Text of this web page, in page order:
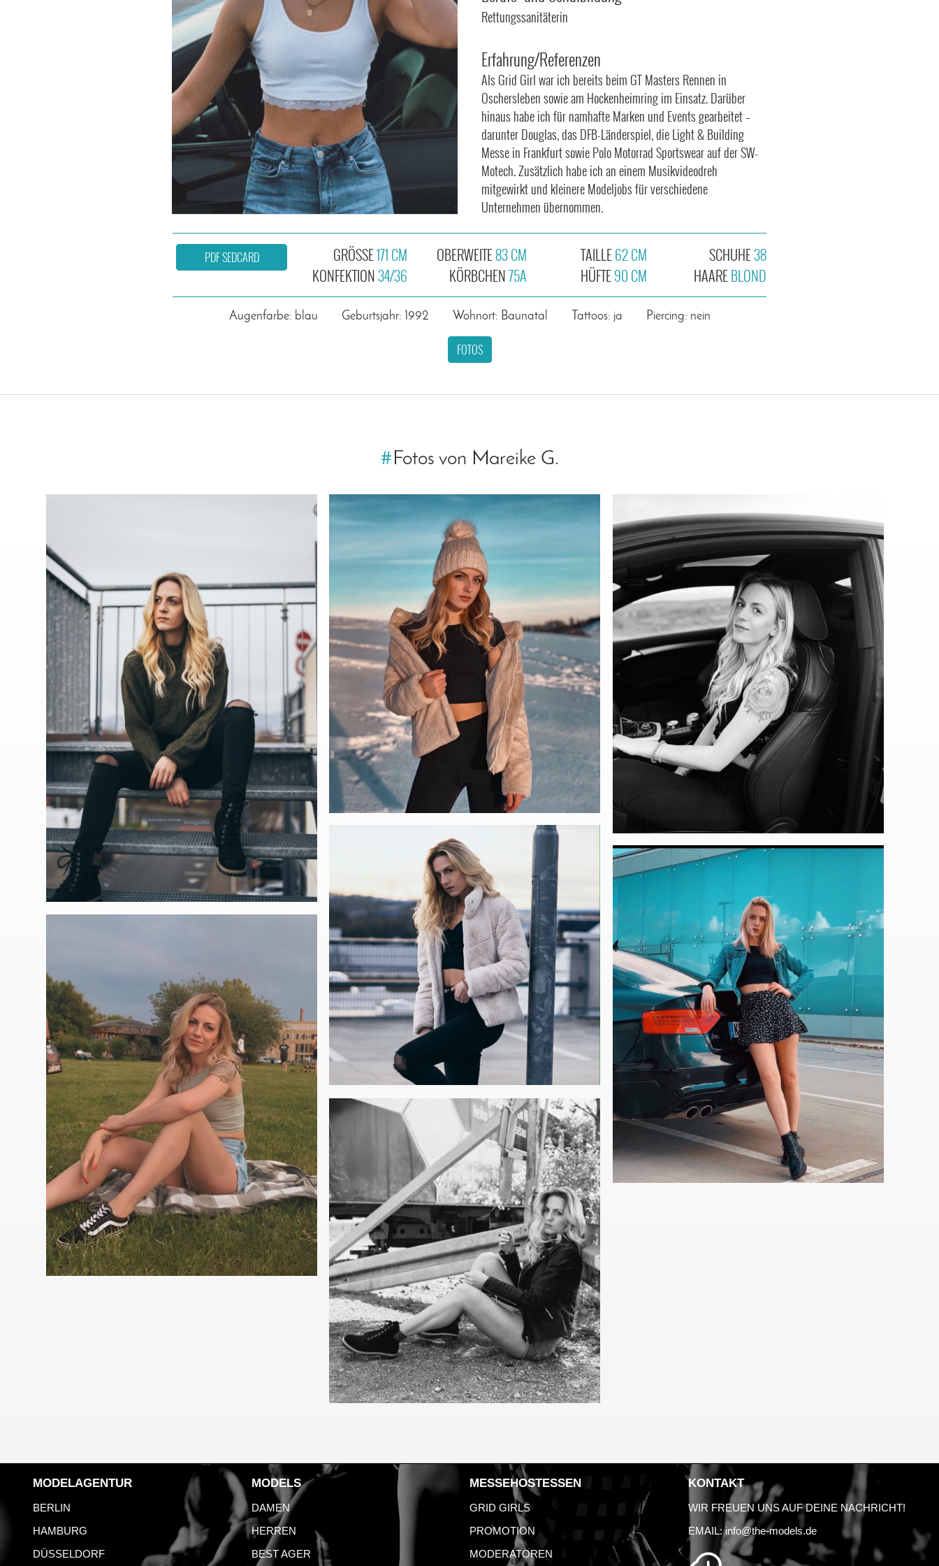
Rettungssanitäterin
Erfahrung/Referenzen
Als Grid Girl war ich bereits beim GT Masters Rennen in
Oschersleben sowie am Hockenheimring im Einsatz. Darüber
hinaus habe ich für namhafte Marken und Events gearbeitet –
darunter Douglas, das DFB-Länderspiel, die Light & Building
Messe in Frankfurt sowie Polo Motorrad Sportswear auf der SW-
Motech. Zusätzlich habe ich an einem Musikvideodreh
mitgewirkt und kleinere Modeljobs für verschiedene
Unternehmen übernommen.
GRÖSSE171 CM
KONFEKTION34/36
OBERWEITE83 CM
KÖRBCHEN75A
TAILLE62 CM
HÜFTE90 CM
SCHUHE38
HAAREBLOND
PDF SEDCARD
Augenfarbe: blau Geburtsjahr: 1992 Wohnort: Baunatal Tattoos: ja Piercing: nein
FOTOS
#Fotos von Mareike G.
MODELAGENTUR
BERLIN
HAMBURG
DÜSSELDORF
MODELS
DAMEN
HERREN
BEST AGER
MESSEHOSTESSEN
GRID GIRLS
PROMOTION
MODERATOREN
KONTAKT
WIR FREUEN UNS AUF DEINE NACHRICHT!
EMAIL:info@the-models.de